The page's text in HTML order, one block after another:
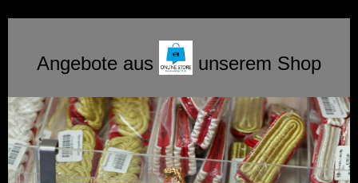
Angebote aus unserem Shop